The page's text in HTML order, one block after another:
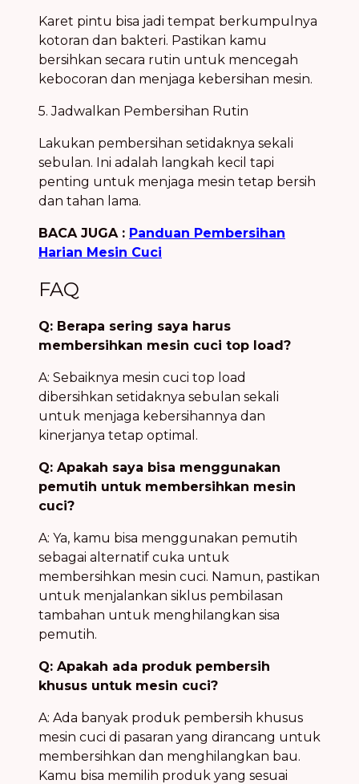
Karet pintu bisa jadi tempat berkumpulnya
kotoran dan bakteri. Pastikan kamu
bersihkan secara rutin untuk mencegah
kebocoran dan menjaga kebersihan mesin.
5. Jadwalkan Pembersihan Rutin
Lakukan pembersihan setidaknya sekali
sebulan. Ini adalah langkah kecil tapi
penting untuk menjaga mesin tetap bersih
dan tahan lama.
BACA JUGA : Panduan Pembersihan
Harian Mesin Cuci
FAQ
Q: Berapa sering saya harus
membersihkan mesin cuci top load?
A: Sebaiknya mesin cuci top load
dibersihkan setidaknya sebulan sekali
untuk menjaga kebersihannya dan
kinerjanya tetap optimal.
Q: Apakah saya bisa menggunakan
pemutih untuk membersihkan mesin
cuci?
A: Ya, kamu bisa menggunakan pemutih
sebagai alternatif cuka untuk
membersihkan mesin cuci. Namun, pastikan
untuk menjalankan siklus pembilasan
tambahan untuk menghilangkan sisa
pemutih.
Q: Apakah ada produk pembersih
khusus untuk mesin cuci?
A: Ada banyak produk pembersih khusus
mesin cuci di pasaran yang dirancang untuk
membersihkan dan menghilangkan bau.
Kamu bisa memilih produk yang sesuai